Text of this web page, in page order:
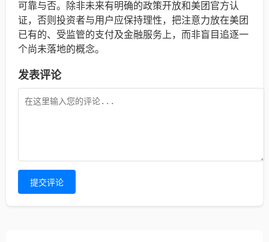
可靠与否。除非未来有明确的政策开放和美团官方认
证，否则投资者与用户应保持理性，把注意力放在美团
已有的、受监管的支付及金融服务上，而非盲目追逐一
个尚未落地的概念。
发表评论
提交评论